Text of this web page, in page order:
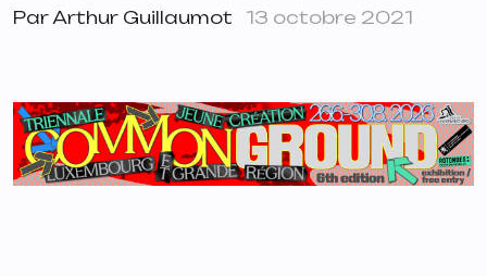
ParArthur Guillaumot 13 octobre 2021